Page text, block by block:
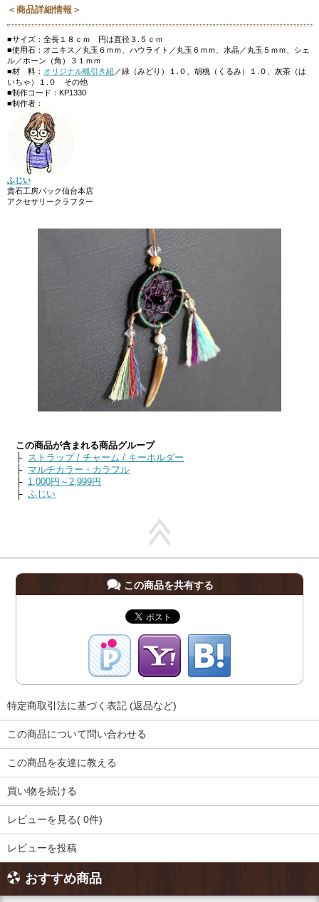
＜商品詳細情報＞
■サイズ：全長１８ｃｍ 円は直径３.５ｃｍ
■使用石：オニキス／丸玉６ｍｍ、ハウライト／丸玉６ｍｍ、水晶／丸玉５ｍｍ、シェ
ル／ホーン（角）３１ｍｍ
■材 料： オリジナル蝋引き紐 ／緑（みどり）１.０、胡桃（くるみ）１.０、灰茶（は
いちゃ）１.０ その他
■制作コード：KP1330
■制作者：
ふじい
貴石工房パック仙台本店
アクセサリークラフター
この商品が含まれる商品グループ
├
ストラップ / チャーム / キーホルダー
├ マルチカラー・カラフル
├ 1,000円～2,999円
├ふじい
この商品を共有する
特定商取引法に基づく表記 (返品など)
この商品について問い合わせる
この商品を友達に教える
買い物を続ける
レビューを見る( 0件)
レビューを投稿
おすすめ商品